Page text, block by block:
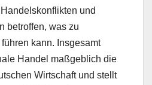
und
betroffen, was zu
kann. Insgesamt
Handel maßgeblich die
Wirtschaft und stellt